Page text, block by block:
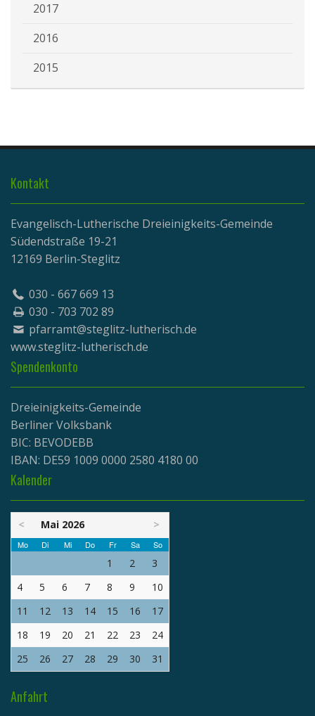
2017
2016
2015
Kontakt
Evangelisch-Lutherische Dreieinigkeits-Gemeinde
Südendstraße 19-21
12169 Berlin-Steglitz
030 - 667 669 13
030 - 703 702 89
pfarramt@steglitz-lutherisch.de
www.steglitz-lutherisch.de
Spendenkonto
Dreieinigkeits-Gemeinde
Berliner Volksbank
BIC: BEVODEBB
IBAN: DE59 1009 0000 2580 4180 00
Kalender
< Mai 2026 >
Mo Di Mi Do Fr Sa So
1 2
3
4
5 6 7 8 9
10
11
12 13 14 15 16
17
18
19 20 21 22 23
24
25
26 27 28 29 30 31
Anfahrt